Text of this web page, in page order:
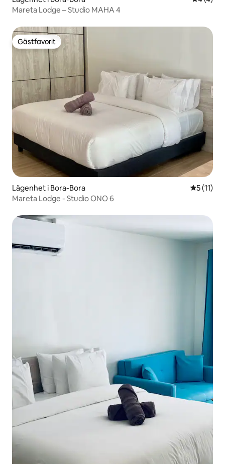
Mareta Lodge – Studio MAHA 4
Gästfavorit
Gästfavorit
Lägenhet i Bora-Bora 5 av 5 i
5 (11)
Mareta Lodge - Studio ONO 6